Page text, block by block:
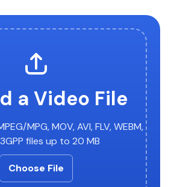
a Video File
MPG, MOV, AVI, FLV, WEBM,
files up to 20 MB
Choose File